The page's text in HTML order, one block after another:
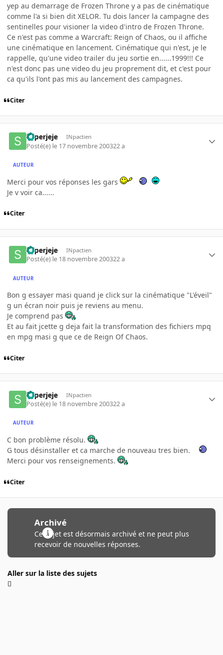
yep au demarrage de Frozen Throne y a pas de cinématique
comme l'a si bien dit XELOR. Tu dois lancer la campagne des
sentinelles pour visioner la video d'intro de Frozen Throne.
Ce n'est pas comme a Warcraft: Reign of Chaos, ou il affiche
une cinématique en lancement. Cinématique qui n'est, je le
rappelle, qu'une video trailer du jeu sortie en......1999!!! Ce
n'est donc pas une video du jeu proprement dit, et c'est pour
ca qu'ils l'ont pas mis au lancement des campagnes.
Citer
superjeje INpactien
Posté(e) le 17 novembre 200322 a
AUTEUR
Merci pour vos réponses les gars
Je v voir ca......
Citer
superjeje INpactien
Posté(e) le 18 novembre 200322 a
AUTEUR
Bon g essayer masi quand je click sur la cinématique "L'éveil"
g un écran noir puis je reviens au menu.
Je comprend pas
Et au fait jcette g deja fait la transformation des fichiers mpq
en mpg masi g que ce de Reign Of Chaos.
Citer
superjeje INpactien
Posté(e) le 18 novembre 200322 a
AUTEUR
C bon problème résolu.
G tous désinstaller et ca marche de nouveau tres bien.
Merci pour vos renseignements.
Citer
Archivé
Ce sujet est désormais archivé et ne peut plus
recevoir de nouvelles réponses.
Aller sur la liste des sujets